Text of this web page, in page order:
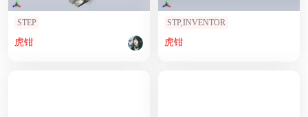
STEP
虎钳
STP,INVENTOR
虎钳